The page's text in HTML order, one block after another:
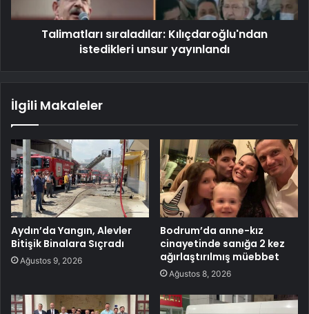
Talimatları sıraladılar: Kılıçdaroğlu'ndan
istedikleri unsur yayınlandı
İlgili Makaleler
Aydın’da Yangın, Alevler
Bitişik Binalara Sıçradı
Ağustos 9, 2026
Bodrum’da anne-kız
cinayetinde sanığa 2 kez
ağırlaştırılmış müebbet
Ağustos 8, 2026